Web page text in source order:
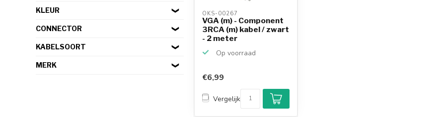
KLEUR
CONNECTOR
KABELSOORT
MERK
OKS-00267
VGA (m) - Component
3RCA (m) kabel / zwart
- 2 meter
Op voorraad
€6,99
Vergelijk